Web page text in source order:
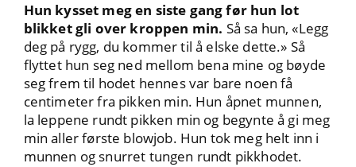
Hun kysset meg en siste gang før hun lot
blikket gli over kroppen min. Så sa hun, «Legg
deg på rygg, du kommer til å elske dette.» Så
flyttet hun seg ned mellom bena mine og bøyde
seg frem til hodet hennes var bare noen få
centimeter fra pikken min. Hun åpnet munnen,
la leppene rundt pikken min og begynte å gi meg
min aller første blowjob. Hun tok meg helt inn i
munnen og snurret tungen rundt pikkhodet.